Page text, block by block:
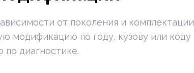
от поколения и комплектации
модификацию по году, кузову или коду
по диагностике.